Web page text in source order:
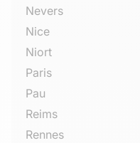
Nevers
Nice
Niort
Paris
Pau
Reims
Rennes